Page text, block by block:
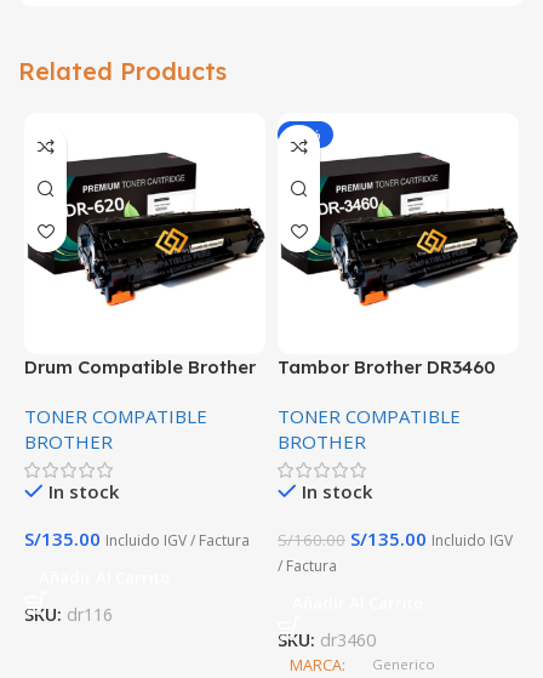
Related Products
Drum Compatible Brother
TONER COMPATIBLE
BROTHER
In stock
S/135.00 Incluido IGV / Factura
SKU: dr116
-16%
Tambor Brother DR3460
TONER COMPATIBLE
BROTHER
In stock
S/160.00 S/135.00 Incluido IGV
/ Factura
SKU: dr3460
MARCA Generico